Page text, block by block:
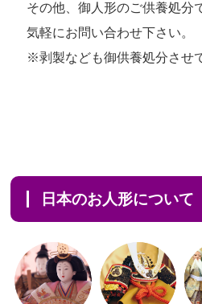
その他、御人形のご供養処分
気軽にお問い合わせ下さい。
※剥製なども御供養処分させ
日本のお人形について